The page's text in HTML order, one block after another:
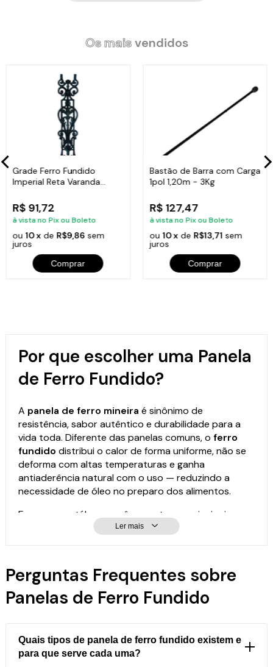
Os maisvendidos
Grade Ferro Fundido
Imperial Reta Varanda
R$ 91,72
à vista no Pix ou Boleto
ou10 x de R$9,86 sem
juros
Comprar
Bastão de Barra com Carga
1pol 1,20m - 3Kg
R$ 127,47
à vista no Pix ou Boleto
ou 10 x de R$13,71 sem
juros
Comprar
Por que escolher uma Panela
de Ferro Fundido?
A panela de ferro mineira é sinônimo de
resistência, sabor autêntico e durabilidade para a
vida toda. Diferente das panelas comuns, oferro
fundido distribui o calor de forma uniforme, não se
deforma com altas temperaturas e ganha
antiaderência natural com o uso — reduzindo a
necessidade de óleo no preparo dos alimentos.
Em nosso catálogo você encontra os principais
panela de ferro
para todos os tipos de
Caçarola de ferro:ideal para arroz, feijão,
carnes e ensopados, com opções de alça de
madeira, silicone ou ferro.
Bifeteira de ferro:usada por chefs para selar
carnes com mais sabor.
Ler mais
Perguntas Frequentes sobre
Panelas de Ferro Fundido
Quais tipos de panela de ferro fundido existem e
para que serve cada uma?